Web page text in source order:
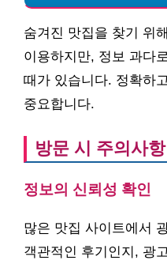
숨겨진 맛집을 찾기 위
이용하지만, 정보 과다
때가 있습니다. 정확하
중요합니다.
방문 시 주의사항
정보의 신뢰성 확인
많은 맛집 사이트에서
객관적인 후기인지, 광